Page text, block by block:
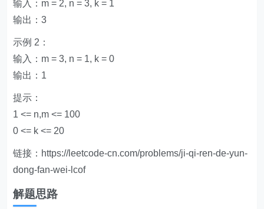
输入：m = 2, n = 3, k = 1
输出：3
示例 2：
输入：m = 3, n = 1, k = 0
输出：1
提示：
1 <= n,m <= 100
0 <= k <= 20
链接：https://leetcode-cn.com/problems/ji-qi-ren-de-yun-
dong-fan-wei-lcof
解题思路